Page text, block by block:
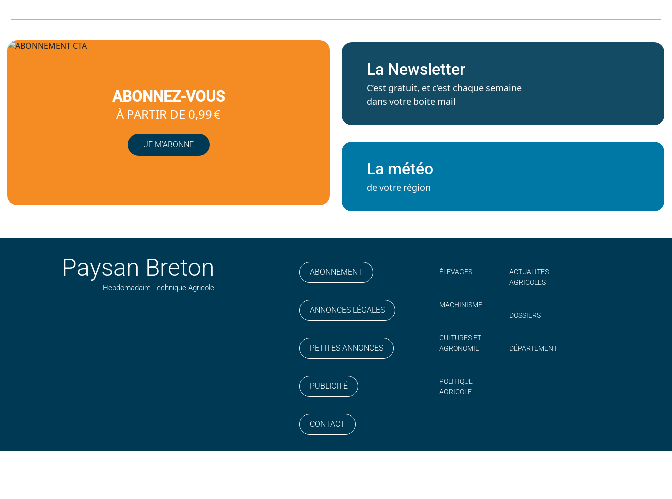
ABONNEZ-VOUS
À PARTIR DE 0,99 €
JE M’ABONNE
La Newsletter
C’est gratuit, et c’est chaque semaine
dans votre boite mail
La météo
de votre région
Paysan Breton
Hebdomadaire Technique Agricole
ABONNEMENT
ANNONCES LÉGALES
PETITES ANNONCES
PUBLICITÉ
CONTACT
ÉLEVAGES
MACHINISME
CULTURES ET
AGRONOMIE
POLITIQUE
AGRICOLE
ACTUALITÉS
AGRICOLES
DOSSIERS
DÉPARTEMENT